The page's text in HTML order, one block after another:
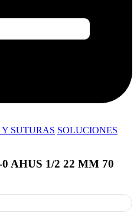
SUTURAS SOLUCIONES
AHUS 1/2 22 MM 70